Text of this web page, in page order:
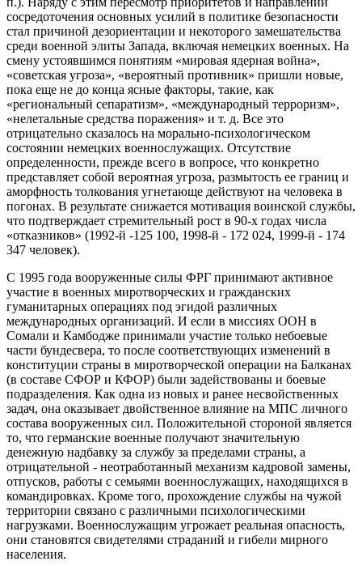
сосредоточения основных усилий в политике безопасности
стал причиной дезориентации и некоторого замешательства
среди военной элиты Запада, включая немецких военных. На
смену устоявшимся понятиям «мировая ядерная война»,
«советская угроза», «вероятный противник» пришли новые,
пока еще не до конца ясные факторы, такие, как
«региональный сепаратизм», «международный терроризм»,
«нелетальные средства поражения» и т. д. Все это
отрицательно сказалось на морально-психологическом
состоянии немецких военнослужащих. Отсутствие
определенности, прежде всего в вопросе, что конкретно
представляет собой вероятная угроза, размытость ее границ и
аморфность толкования угнетающе действуют на человека в
погонах. В результате снижается мотивация воинской службы,
что подтверждает стремительный рост в 90-х годах числа
«отказников» (1992-й -125 100, 1998-й - 172 024, 1999-й - 174
347 человек).
С 1995 года вооруженные силы ФРГ принимают активное
участие в военных миротворческих и гражданских
гуманитарных операциях под эгидой различных
международных организаций. И если в миссиях ООН в
Сомали и Камбодже принимали участие только небоевые
части бундесвера, то после соответствующих изменений в
конституции страны в миротворческой операции на Балканах
(в составе СФОР и КФОР) были задействованы и боевые
подразделения. Как одна из новых и ранее несвойственных
задач, она оказывает двойственное влияние на МПС личного
состава вооруженных сил. Положительной стороной является
то, что германские военные получают значительную
денежную надбавку за службу за пределами страны, а
отрицательной - неотработанный механизм кадровой замены,
отпусков, работы с семьями военнослужащих, находящихся в
командировках. Кроме того, прохождение службы на чужой
территории связано с различными психологическими
нагрузками. Военнослужащим угрожает реальная опасность,
они становятся свидетелями страданий и гибели мирного
населения.